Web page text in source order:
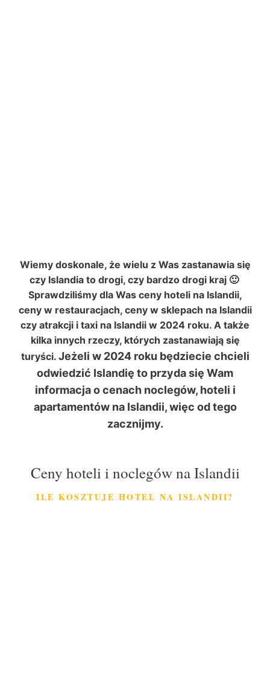
Wiemy doskonale, że wielu z Was zastanawia się
czy Islandia to drogi, czy bardzo drogi kraj 🙂
Sprawdziliśmy dla Was ceny hoteli na Islandii,
ceny w restauracjach, ceny w sklepach na Islandii
czy atrakcji i taxi na Islandii w 2024 roku. A także
kilka innych rzeczy, których zastanawiają się
turyści. Jeżeli w 2024 roku będziecie chcieli
odwiedzić Islandię to przyda się Wam
informacja o cenach noclegów, hoteli i
apartamentów na Islandii, więc od tego
zacznijmy.
Ceny hoteli i noclegów na Islandii
ILE KOSZTUJE HOTEL NA ISLANDII?